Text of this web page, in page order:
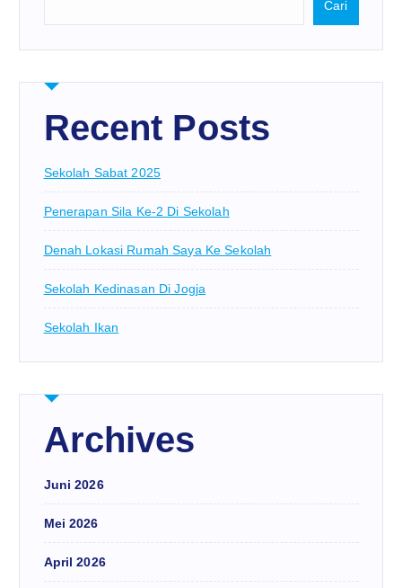
Cari
Recent Posts
Sekolah Sabat 2025
Penerapan Sila Ke-2 Di Sekolah
Denah Lokasi Rumah Saya Ke Sekolah
Sekolah Kedinasan Di Jogja
Sekolah Ikan
Archives
Juni 2026
Mei 2026
April 2026